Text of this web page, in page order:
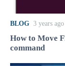
BLOG 3 years ago
How to Move
command